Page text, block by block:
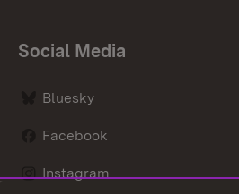
Social Media
Bluesky
Facebook
Instagram